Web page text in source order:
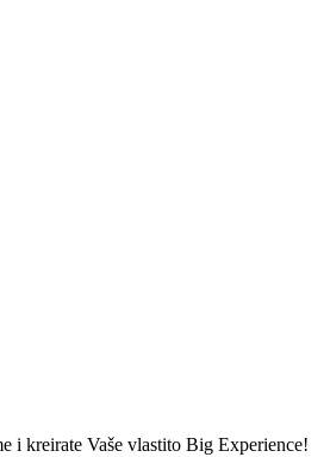
i kreirate Vaše vlastito Big Experience!